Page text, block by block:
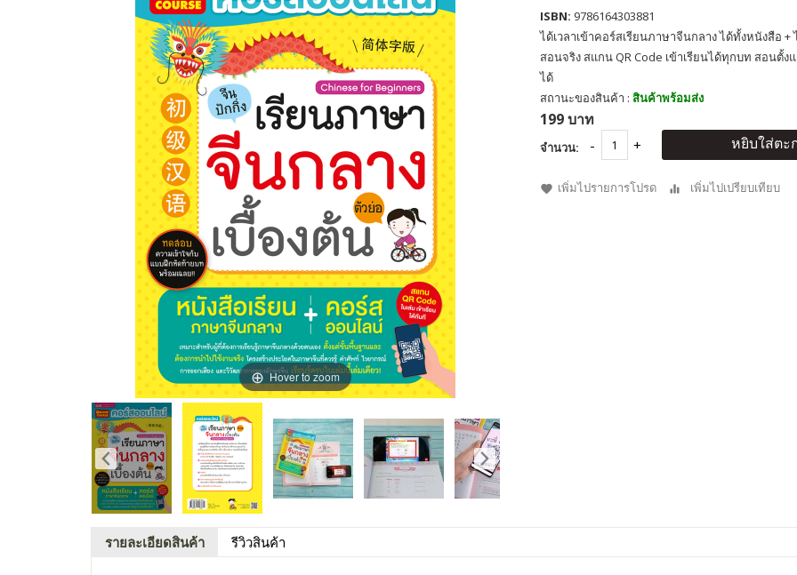
Hover to zoom
ISBN: 9786164303881
ได้เวลาเข้าคอร์สเรียนภาษาจีนกลาง ได้ทั้งหนังสือ +
สอนจริง สแกน QR Code เข้าเรียนได้ทุกบท สอนตั้
ได้
สถานะของสินค้า : สินค้าพร้อมส่ง
199 บาท
จำนวน: หยิบใส่ตะ
เพิ่มไปรายการโปรด เพิ่มไปเปรียบเทียบ
รายละเอียดสินค้า รีวิวสินค้า